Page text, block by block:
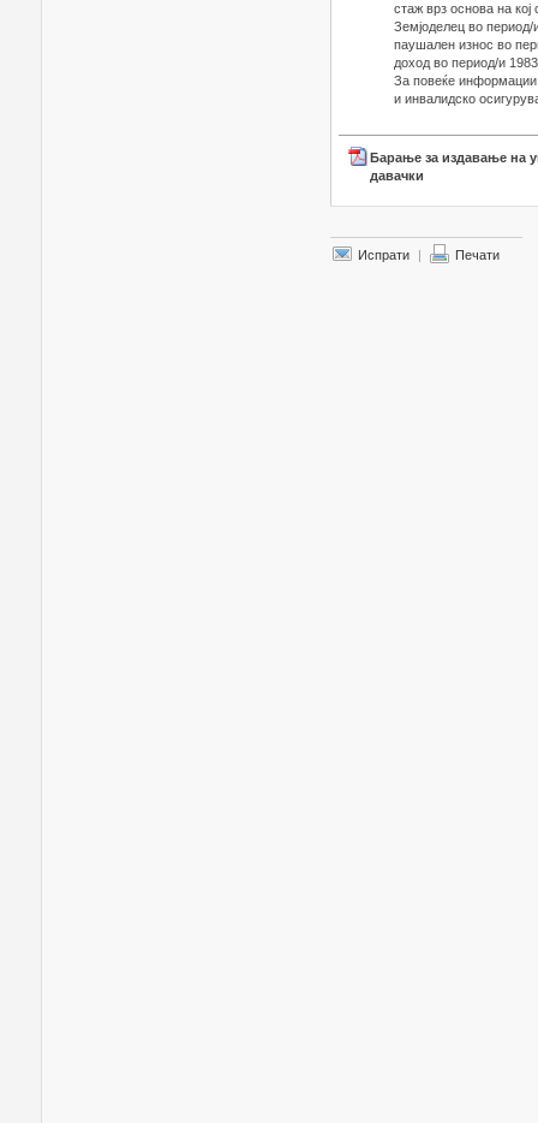
стаж врз основа на
Земјоделец во
паушален износ во
доход во период/и
За повеќе информации
и инвалидско
Барање за издавање на
давачки
Испрати | Печати